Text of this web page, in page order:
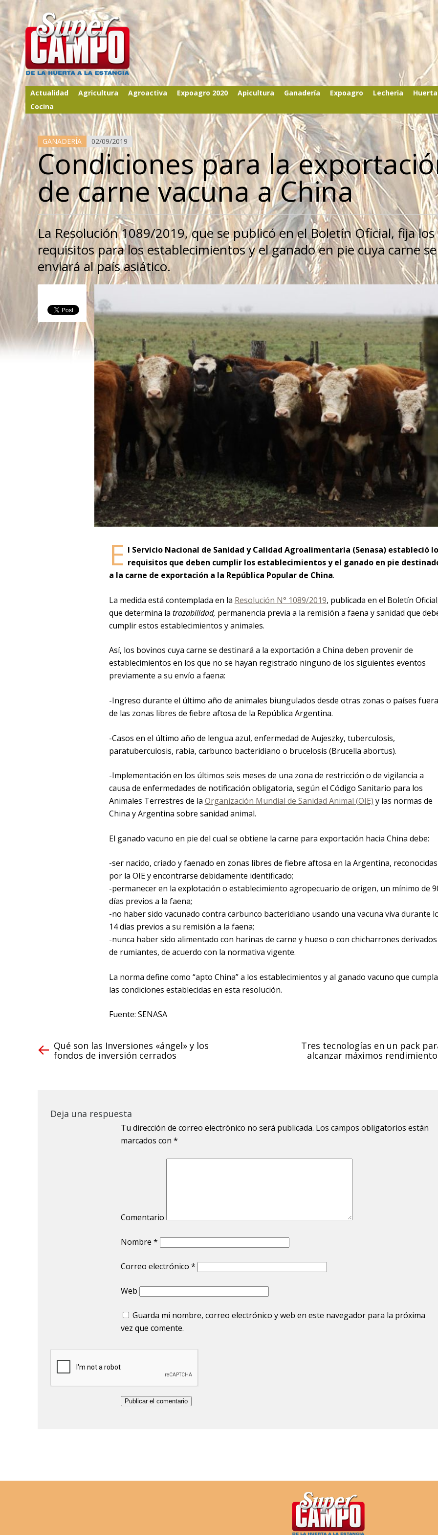
Actualidad Agricultura Agroactiva Expoagro 2020 Apicultura Ganadería Expoagro Lecheria
Cocina
GANADERÍA 02/09/2019
Condiciones para la
de carne vacuna a China
La Resolución 1089/2019, que se publicó en el Boletín Oficial, fija los
requisitos para los establecimientos y el ganado en pie cuya carne se
enviará al país asiático.
E l Servicio Nacional de Sanidad y Calidad Agroalimentaria (Senasa) estableció
requisitos que deben cumplir los establecimientos y el ganado en pie
a la carne de exportación a la República Popular de China.
La medida está contemplada en la Resolución N° 1089/2019, publicada en el Boletín
que determina la trazabilidad, permanencia previa a la remisión a faena y sanidad que
cumplir estos establecimientos y animales.
Así, los bovinos cuya carne se destinará a la exportación a China deben provenir de
establecimientos en los que no se hayan registrado ninguno de los siguientes eventos
previamente a su envío a faena:
-Ingreso durante el último año de animales biungulados desde otras zonas o países fuera
de las zonas libres de fiebre aftosa de la República Argentina.
-Casos en el último año de lengua azul, enfermedad de Aujeszky, tuberculosis,
paratuberculosis, rabia, carbunco bacteridiano o brucelosis (Brucella abortus).
-Implementación en los últimos seis meses de una zona de restricción o de vigilancia a
causa de enfermedades de notificación obligatoria, según el Código Sanitario para los
Animales Terrestres de la Organización Mundial de Sanidad Animal (OIE) y las normas de
China y Argentina sobre sanidad animal.
El ganado vacuno en pie del cual se obtiene la carne para exportación hacia China debe:
-ser nacido, criado y faenado en zonas libres de fiebre aftosa en la Argentina, reconocidas
por la OIE y encontrarse debidamente identificado;
-permanecer en la explotación o establecimiento agropecuario de origen, un mínimo de
días previos a la faena;
-no haber sido vacunado contra carbunco bacteridiano usando una vacuna viva durante
14 días previos a su remisión a la faena;
-nunca haber sido alimentado con harinas de carne y hueso o con chicharrones derivados
de rumiantes, de acuerdo con la normativa vigente.
La norma define como “apto China” a los establecimientos y al ganado vacuno que
las condiciones establecidas en esta resolución.
Fuente: SENASA
Qué son las Inversiones «ángel» y los
fondos de inversión cerrados
Tres tecnologías en un pack
alcanzar máximos
Deja una respuesta
Tu dirección de correo electrónico no será publicada. Los campos obligatorios están
marcados con *
Comentario
Nombre *
Correo electrónico *
Web
Guarda mi nombre, correo electrónico y web en este navegador para la próxima
vez que comente.